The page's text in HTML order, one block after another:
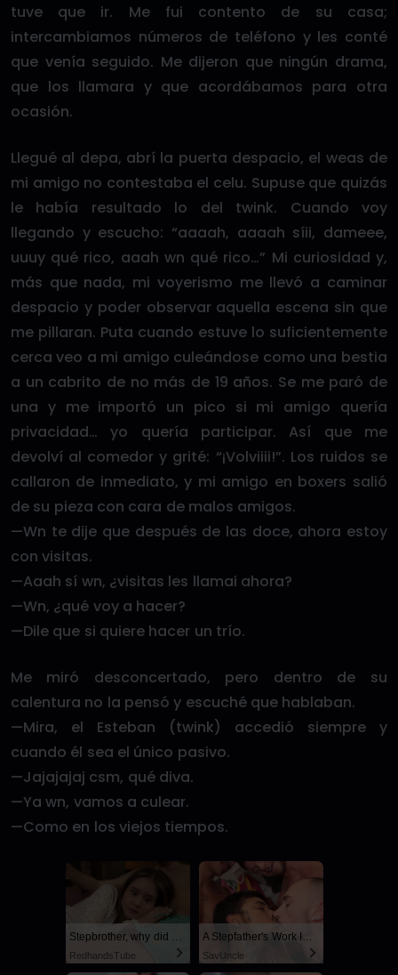
tuve que ir. Me fui contento de su casa;
intercambiamos números de teléfono y les conté
que venía seguido. Me dijeron que ningún drama,
que los llamara y que acordábamos para otra
ocasión.
Llegué al depa, abrí la puerta despacio, el weas de
mi amigo no contestaba el celu. Supuse que quizás
le había resultado lo del twink. Cuando voy
llegando y escucho: “aaaah, aaaah síii, dameee,
uuuy qué rico, aaah wn qué rico…” Mi curiosidad y,
más que nada, mi voyerismo me llevó a caminar
despacio y poder observar aquella escena sin que
me pillaran. Puta cuando estuve lo suficientemente
cerca veo a mi amigo culeándose como una bestia
a un cabrito de no más de 19 años. Se me paró de
una y me importó un pico si mi amigo quería
privacidad… yo quería participar. Así que me
devolví al comedor y grité: “¡Volviiii!”. Los ruidos se
callaron de inmediato, y mi amigo en boxers salió
de su pieza con cara de malos amigos.
—Wn te dije que después de las doce, ahora estoy
con visitas.
—Aaah sí wn, ¿visitas les llamai ahora?
—Wn, ¿qué voy a hacer?
—Dile que si quiere hacer un trío.
Me miró desconcertado, pero dentro de su
calentura no la pensó y escuché que hablaban.
—Mira, el Esteban (twink) accedió siempre y
cuando él sea el único pasivo.
—Jajajajaj csm, qué diva.
—Ya wn, vamos a culear.
—Como en los viejos tiempos.
Stepbrother, why did you show me your dick? Now I want to fuck you with my wet pussy
RedhandsTube
A Stepfather's Work Is Never Done
SayUncle